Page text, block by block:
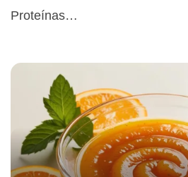
Proteínas…